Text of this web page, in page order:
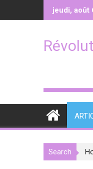
jeudi, août
Search